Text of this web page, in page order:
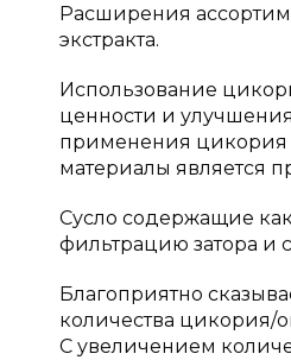
Расширения
экстракта.
Использование
ценности и
применения цикория
материалы является
Сусло содержащие
фильтрацию затора и
Благоприятно
количества цикория/
С увеличением